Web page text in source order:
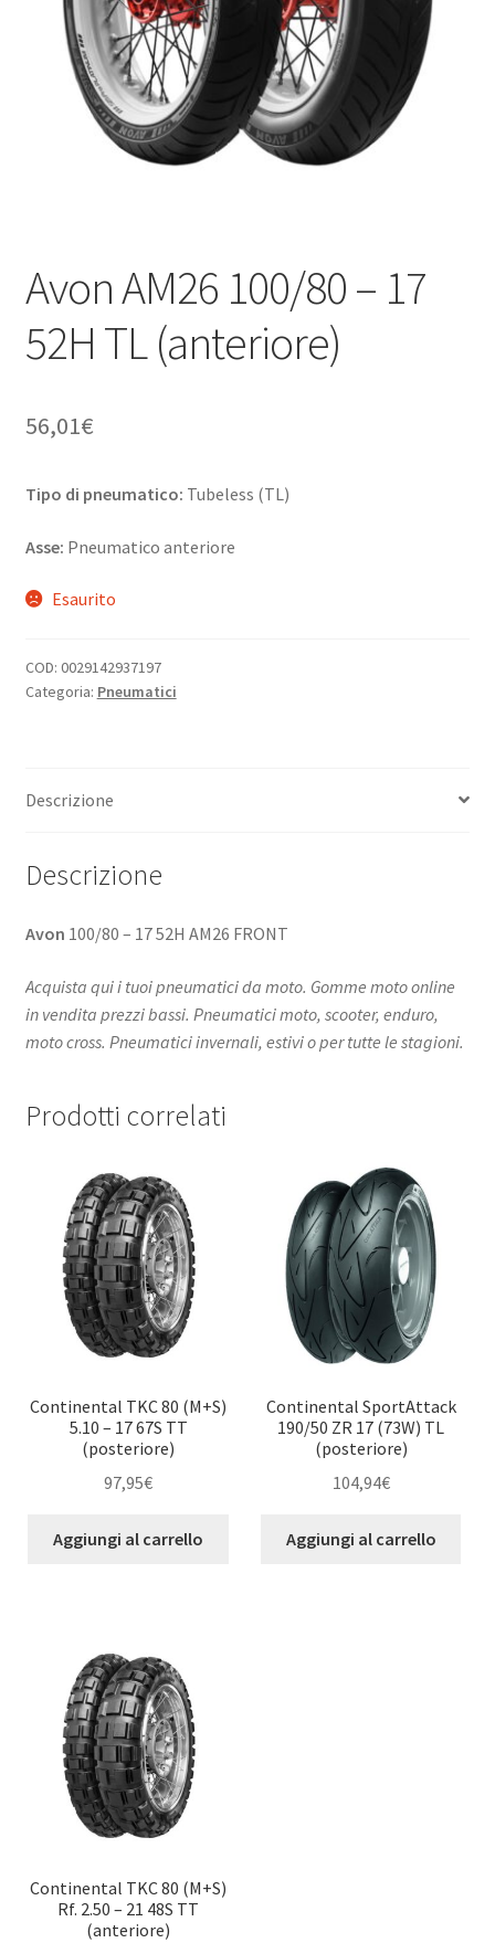
child
Avon AM26 100/80 – 17
52H TL (anteriore)
56,01€
Tipo di pneumatico: Tubeless (TL)
Asse: Pneumatico anteriore
Esaurito
COD: 0029142937197
Categoria: Pneumatici
Descrizione
Descrizione
Avon 100/80 – 17 52H AM26 FRONT
Acquista qui i tuoi pneumatici da moto. Gomme moto online
in vendita prezzi bassi. Pneumatici moto, scooter, enduro,
moto cross. Pneumatici invernali, estivi o per tutte le stagioni.
Prodotti correlati
Continental TKC 80 (M+S)
5.10 – 17 67S TT
(posteriore)
97,95€
Aggiungi al carrello
Continental SportAttack
190/50 ZR 17 (73W) TL
(posteriore)
104,94€
Aggiungi al carrello
Continental TKC 80 (M+S)
Rf. 2.50 – 21 48S TT
(anteriore)